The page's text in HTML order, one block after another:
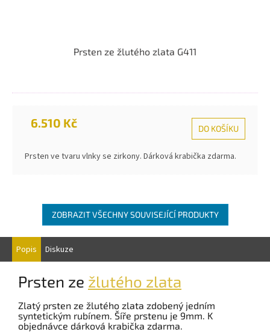
Prsten ze žlutého zlata G411
6.510 Kč DO KOŠÍKU
Prsten ve tvaru vlnky se zirkony. Dárková krabička zdarma.
ZOBRAZIT VŠECHNY SOUVISEJÍCÍ PRODUKTY
Popis Diskuze
Prsten ze žlutého zlata
Zlatý prsten ze žlutého zlata zdobený jedním
syntetickým rubínem. Šíře prstenu je 9mm. K
objednávce dárková krabička zdarma.